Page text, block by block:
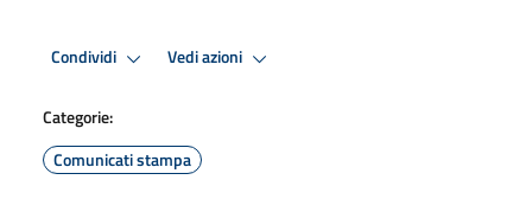
Condividi Vedi azioni
Categorie:
Comunicati stampa